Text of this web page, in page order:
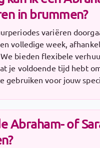
in brummen?
variëren
volledige week,
bieden flexibele
je voldoende tijd hebt
gebruiken voor jouw
Abraham- of